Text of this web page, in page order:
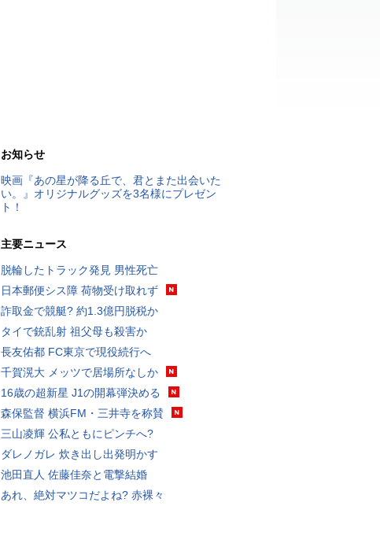
お知らせ
映画『あの星が降る丘で、君とまた出会いた
い。』オリジナルグッズを3名様にプレゼン
ト！
主要ニュース
脱輪したトラック発見 男性死亡
日本郵便シス障 荷物受け取れず
詐取金で競艇? 約1.3億円脱税か
タイで銃乱射 祖父母も殺害か
長友佑都 FC東京で現役続行へ
千賀滉大 メッツで居場所なしか
16歳の超新星 J1の開幕弾決める
森保監督 横浜FM・三井寺を称賛
三山凌輝 公私ともにピンチへ?
ダレノガレ 炊き出し出発明かす
池田直人 佐藤佳奈と電撃結婚
あれ、絶対マツコだよね? 赤裸々